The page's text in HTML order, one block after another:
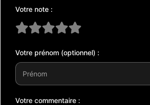
Votre note :
Votre prénom (optionnel) :
Votre commentaire :